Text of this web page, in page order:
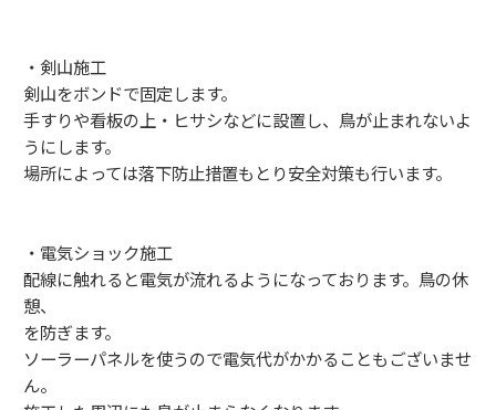
・剣山施工
剣山をボンドで固定します。
手すりや看板の上・ヒサシなどに設置し、鳥が止まれないよ
うにします。
場所によっては落下防止措置もとり安全対策も行います。
・電気ショック施工
配線に触れると電気が流れるようになっております。鳥の休
憩、
を防ぎます。
ソーラーパネルを使うので電気代がかかることもございませ
ん。